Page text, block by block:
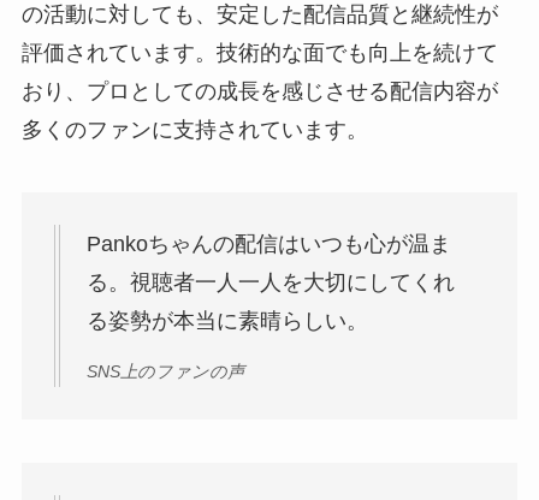
の活動に対しても、安定した配信品質と継続性が
評価されています。技術的な面でも向上を続けて
おり、プロとしての成長を感じさせる配信内容が
多くのファンに支持されています。
Pankoちゃんの配信はいつも心が温ま
る。視聴者一人一人を大切にしてくれ
る姿勢が本当に素晴らしい。
SNS上のファンの声